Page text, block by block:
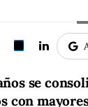
se
con